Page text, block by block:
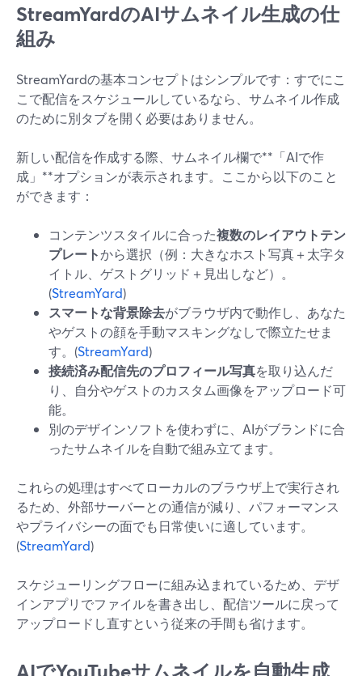
StreamYardのAIサムネイル生成の仕
組み
StreamYardの基本コンセプトはシンプルです：すでにこ
こで配信をスケジュールしているなら、サムネイル作成
のために別タブを開く必要はありません。
新しい配信を作成する際、サムネイル欄で**「AIで作
成」**オプションが表示されます。ここから以下のこと
ができます：
コンテンツスタイルに合った複数のレイアウトテン
プレートから選択（例：大きなホスト写真＋太字タ
イトル、ゲストグリッド＋見出しなど）。
(StreamYard)
スマートな背景除去がブラウザ内で動作し、あなた
やゲストの顔を手動マスキングなしで際立たせま
す。(StreamYard)
接続済み配信先のプロフィール写真を取り込んだ
り、自分やゲストのカスタム画像をアップロード可
能。
別のデザインソフトを使わずに、AIがブランドに合
ったサムネイルを自動で組み立てます。
これらの処理はすべてローカルのブラウザ上で実行され
るため、外部サーバーとの通信が減り、パフォーマンス
やプライバシーの面でも日常使いに適しています。
(StreamYard)
スケジューリングフローに組み込まれているため、デザ
インアプリでファイルを書き出し、配信ツールに戻って
アップロードし直すという従来の手間も省けます。